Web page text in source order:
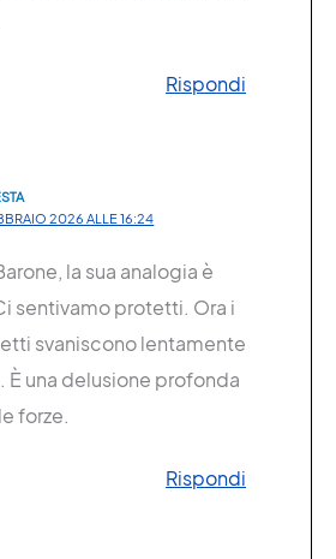
Rispondi
2026 ALLE 16:24
la sua analogia è
sentivamo protetti. Ora i
svaniscono lentamente
È una delusione profonda
forze.
Rispondi